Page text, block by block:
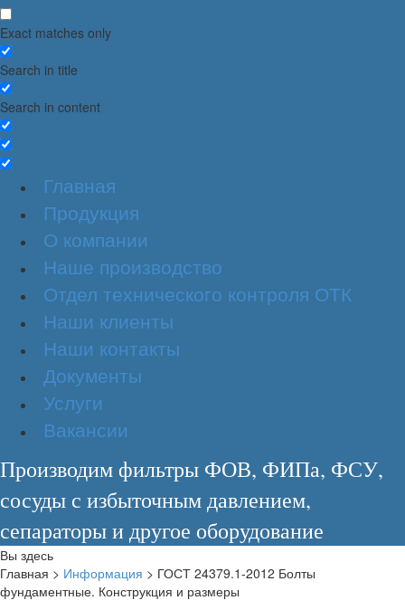
Exact matches only
Search in title
Search in content
Главная
Продукция
О компании
Наше производство
Отдел технического контроля ОТК
Наши клиенты
Наши контакты
Документы
Услуги
Вакансии
Производим фильтры ФОВ, ФИПа, ФСУ,
сосуды с избыточным давлением,
сепараторы и другое оборудование
Вы здесь
Главная > Информация > ГОСТ 24379.1-2012 Болты
фундаментные. Конструкция и размеры